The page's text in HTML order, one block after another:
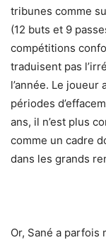
tribunes comme
(12 buts et 9
compétitions
traduisent pas
l’année. Le
périodes
ans, il n’est plus
comme un cadre
dans les grands
Or, Sané a parfois